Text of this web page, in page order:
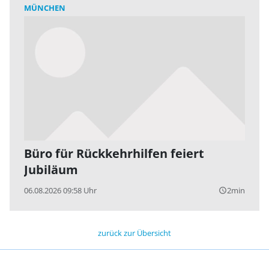
MÜNCHEN
Büro für Rückkehrhilfen feiert
Jubiläum
06.08.2026 09:58 Uhr query_builder2min
zurück zur Übersicht